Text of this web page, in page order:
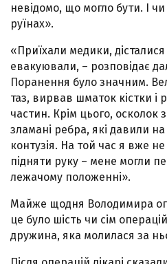
невідомо, що могло бути. І
руїнах».
«Приїхали медики,
евакуювали, – розповідає
Поранення було значним.
таз, вирвав шматок кістки і
частин. Крім цього, осколок
зламані ребра, які давили на
контузія. На той час я вже
підняти руку – мене могли
лежачому положенні».
Майже щодня Володимира
це було шість чи сім
дружина, яка молилася за